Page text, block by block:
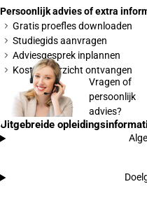
Persoonlijk advies of extra
Gratis proefles downloaden
Studiegids aanvragen
Adviesgesprek inplannen
Kostenoverzicht ontvangen
Vragen of
persoonlijk
advies?
Uitgebreide